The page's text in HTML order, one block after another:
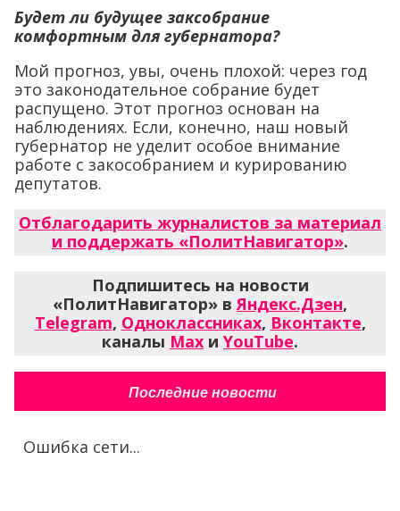
Будет ли будущее заксобрание
комфортным для губернатора?
Мой прогноз, увы, очень плохой: через год
это законодательное собрание будет
распущено. Этот прогноз основан на
наблюдениях. Если, конечно, наш новый
губернатор не уделит особое внимание
работе с закособранием и курированию
депутатов.
Отблагодарить журналистов за материал
и поддержать «ПолитНавигатор».
Подпишитесь на новости
«ПолитНавигатор» вЯндекс.Дзен,
Telegram, Одноклассниках, Вконтакте,
каналы Max и YouTube.
Последние новости
Ошибка сети...